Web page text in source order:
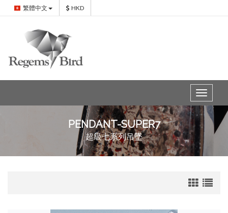
繁體中文 HKD
Toggle
PENDANT-SUPER7
超級七系列吊墜